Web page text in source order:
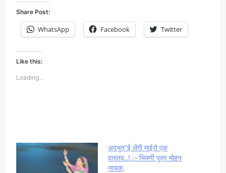
Share Post:
WhatsApp Facebook Twitter
Like this:
Loading...
अदभुत”ई लेंगी माईरो एक
वास्तव..!,:- भिमणी पुत्र मोहन
नायक,